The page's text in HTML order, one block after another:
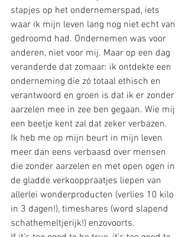
stapjes op het ondernemerspad, iets
waar ik mijn leven lang nog niet echt van
gedroomd had. Ondernemen was voor
anderen, niet voor mij. Maar op een dag
veranderde dat zomaar: ik ontdekte een
onderneming die zó totaal ethisch en
verantwoord en groen is dat ik er zonder
aarzelen mee in zee ben gegaan. Wie mij
een beetje kent zal dat zeker verbazen.
Ik heb me op mijn beurt in mijn leven
meer dan eens verbaasd over mensen
die zonder aarzelen en met open ogen in
de gladde verkooppraatjes liepen van
allerlei wonderproducten (verlies 10 kilo
in 3 dagen!), timeshares (word slapend
schathemeltjerijk!) enzovoorts.